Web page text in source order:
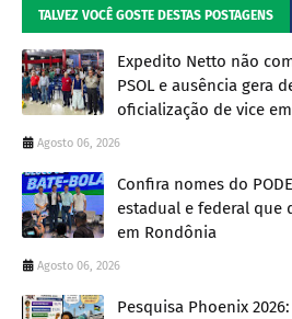
TALVEZ VOCÊ GOSTE DESTAS POSTAGENS
Expedito Netto não
PSOL e ausência gera
oficialização de vice
Agosto 06, 2026
Confira nomes do
estadual e federal que
em Rondônia
Agosto 06, 2026
Pesquisa Phoenix